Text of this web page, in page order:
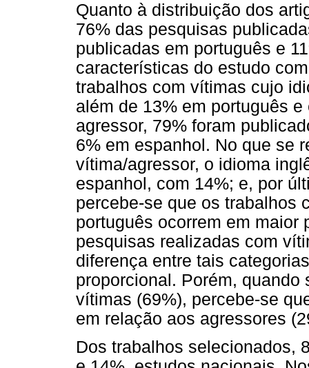
Quanto à distribuição dos
76% das pesquisas
publicadas em português e
características do estudo
trabalhos com vítimas cujo
além de 13% em português
agressor, 79% foram
6% em espanhol. No que se
vítima/agressor, o idioma
espanhol, com 14%; e, por
percebe-se que os trabalhos
português ocorrem em maior
pesquisas realizadas com
diferença entre tais
proporcional. Porém,
vítimas (69%), percebe-se
em relação aos agressores
Dos trabalhos selecionados,